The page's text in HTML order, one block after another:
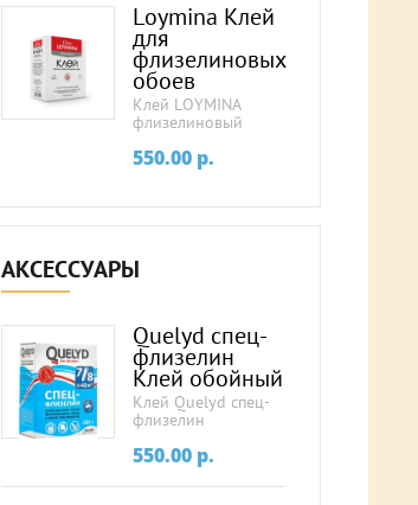
Loymina Клей
для
флизелиновых
обоев
Клей LOYMINA
флизелиновый
550.00 p.
АКСЕССУАРЫ
Quelyd спец-
флизелин
Клей обойный
Клей Quelyd спец-
флизелин
550.00 p.